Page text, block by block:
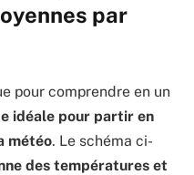
par
pour comprendre en un
idéale pour partir en
météo. Le schéma ci-
des températures et